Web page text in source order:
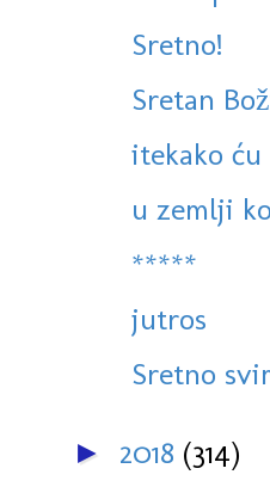
Sretno!
Sretan
itekako
u zemlji
*****
jutros
Sretno
► 2018 (314)